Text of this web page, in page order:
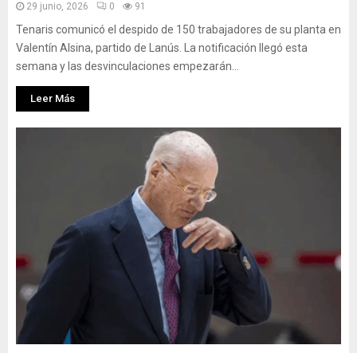
29 junio, 2026 0 91
Tenaris comunicó el despido de 150 trabajadores de su planta en
Valentín Alsina, partido de Lanús. La notificación llegó esta
semana y las desvinculaciones empezarán...
Leer Más